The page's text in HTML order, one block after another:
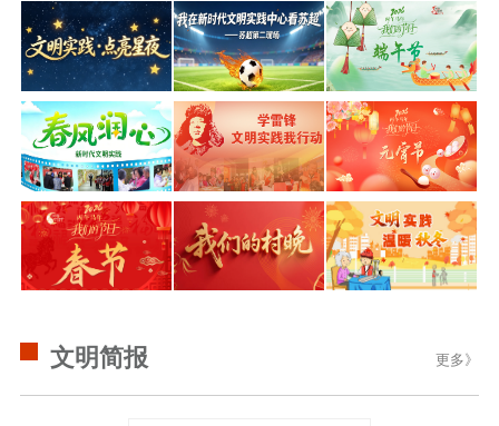
文明简报 更多》